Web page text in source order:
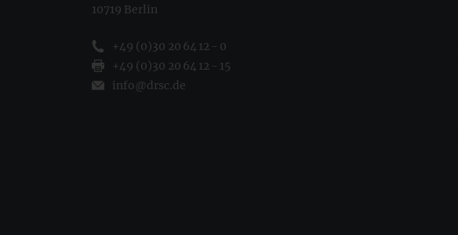
10719 Berlin
+49 (0)30 20 64 12 - 0
+49 (0)30 20 64 12 - 15
info@drsc.de